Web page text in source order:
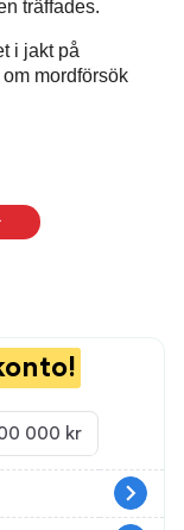
träffades.
i jakt på
mordförsök